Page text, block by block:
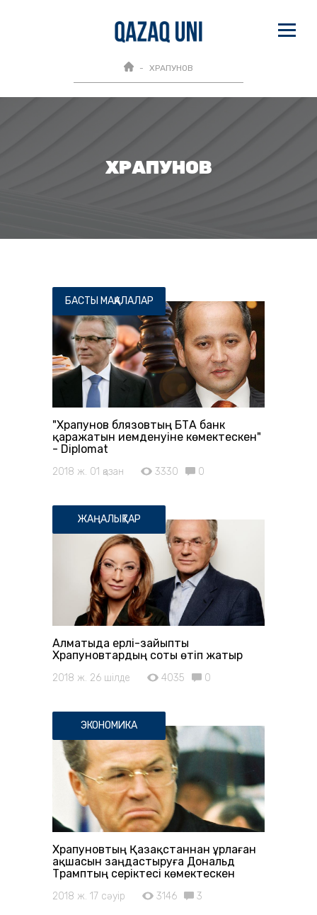
ХРАПУНОВ
ХРАПУНОВ
БАСТЫ МАҚАЛАЛАР
"Храпунов Әблязовтың БТА банк
қаражатын иемденуіне көмектескен"
- Diplomat
2018 ж. 01 қазан 3330 0
ЖАҢАЛЫҚТАР
Алматыда ерлі-зайыпты
Храпуновтардың соты өтіп жатыр
2018 ж. 26 шілде 4035 0
ЭКОНОМИКА
Храпуновтың Қазақстаннан ұрлаған
ақшасын заңдастыруға Дональд
Трамптың серіктесі көмектескен
2018 ж. 17 сәуір 3146 3